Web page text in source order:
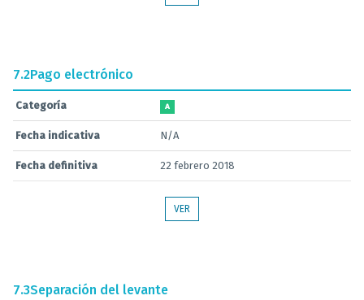
7.2Pago electrónico
Categoría A
Fecha indicativa N/A
Fecha definitiva 22 febrero 2018
VER
7.3Separación del levante